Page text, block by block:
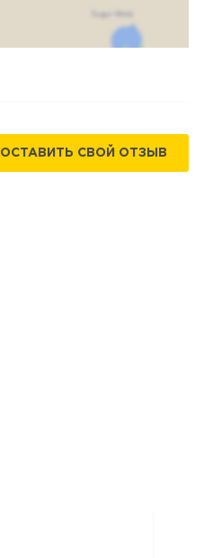
ОСТАВИТЬ СВОЙ ОТЗЫВ